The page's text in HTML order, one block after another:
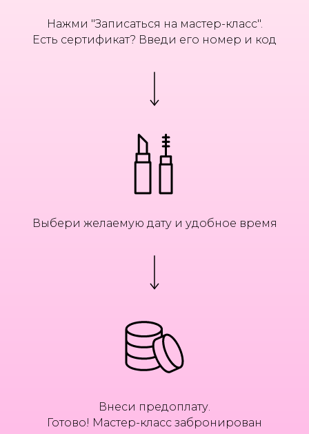
Нажми "Записаться на мастер-класс".
Есть сертификат? Введи его номер и код
Выбери желаемую дату и удобное время
Внеси предоплату.
Готово! Мастер-класс забронирован
ТЕБЯ МОГУТ ЗАИНТЕРЕСОВАТЬ